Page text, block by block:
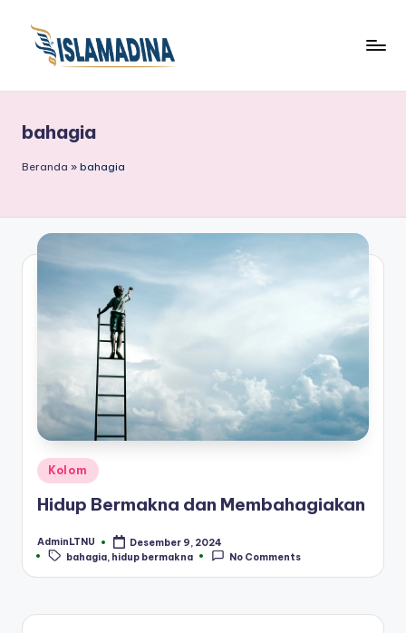
bahagia
Beranda » bahagia
Posted
in
Kolom
Hidup Bermakna dan Membahagiakan
Posted
by
AdminLTNU Desember 9, 2024
Tags:
bahagia hidup bermakna No Comments